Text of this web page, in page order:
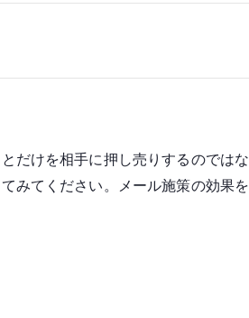
だけを相手に押し売りするのではな
みてください。メール施策の効果を